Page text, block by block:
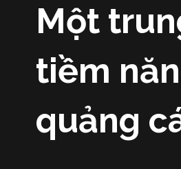
Một
tiềm
quảng